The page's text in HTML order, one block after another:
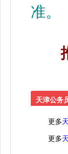
准。
天津公务
更多
更多